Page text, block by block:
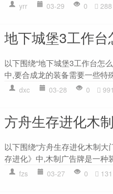
yrr 03-29 0 288
地下城堡3工作台
以下围绕“地下城堡3工作台怎
中,要合成龙的装备需要一些特
dxc 03-28 0 991
方舟生存进化木
以下围绕“方舟生存进化木制
存进化》中,木制广告牌是一种
fzs 03-27 0 131